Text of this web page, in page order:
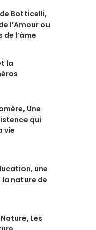
de Botticelli,
l’Amour ou
l’âme
la
Une
qui
vie
une
nature de
Les